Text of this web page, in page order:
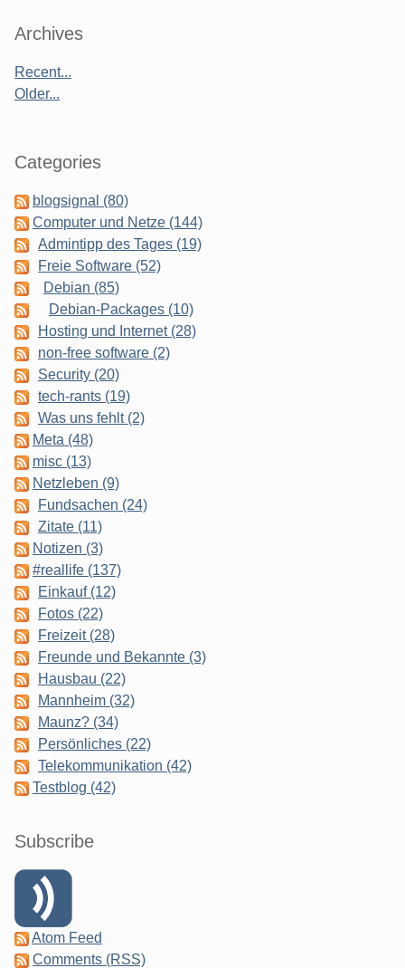
Sidebar
Archives
Recent...
Older...
Categories
blogsignal (80)
Computer und Netze (144)
Admintipp des Tages (19)
Freie Software (52)
Debian (85)
Debian-Packages (10)
Hosting und Internet (28)
non-free software (2)
Security (20)
tech-rants (19)
Was uns fehlt (2)
Meta (48)
misc (13)
Netzleben (9)
Fundsachen (24)
Zitate (11)
Notizen (3)
#reallife (137)
Einkauf (12)
Fotos (22)
Freizeit (28)
Freunde und Bekannte (3)
Hausbau (22)
Mannheim (32)
Maunz? (34)
Persönliches (22)
Telekommunikation (42)
Testblog (42)
Subscribe
Atom Feed
Comments (RSS)